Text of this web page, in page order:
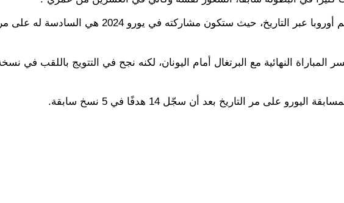
ويُعد رونالدو هو اللاعب الأكثر مشاركةً في كأس أمم أوروبا عبر التاريخ، حيث ستكون مشاركته في يورو 2024 هي السادسة له على مر
على مر التاريخ بعد أن سجّل 14 هدفًا في 5 نسخ سابقة.